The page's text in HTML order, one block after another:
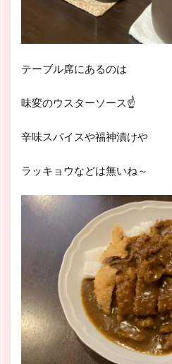
テーブル席にあるのは
味変のウスターソース☝
辛味スパイスや福神漬けや
ラッキョウなどは無いね～